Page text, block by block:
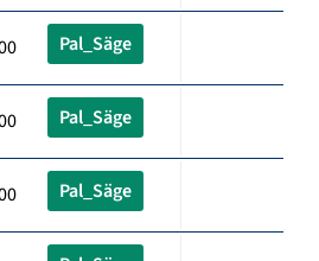
Pal_Säge
Pal_Säge
Pal_Säge